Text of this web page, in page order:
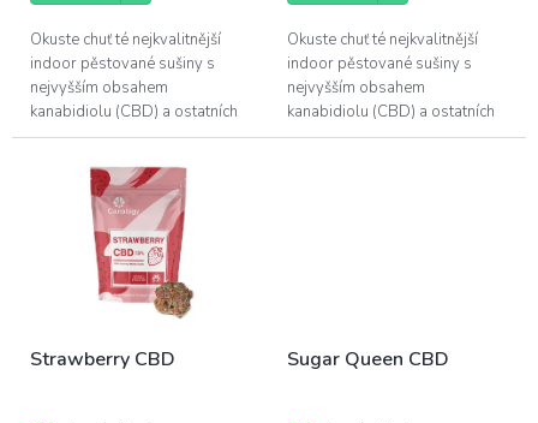
Okuste chuť té nejkvalitnější
indoor pěstované sušiny s
nejvyšším obsahem
kanabidiolu (CBD) a ostatních
účinných látek, které konopí
Okuste chuť té nejkvalitnější
indoor pěstované sušiny s
nejvyšším obsahem
kanabidiolu (CBD) a ostatních
účinných látek, které konopí
Strawberry CBD Sugar Queen CBD